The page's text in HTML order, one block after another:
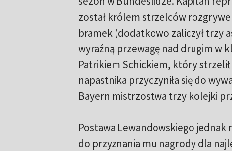
został królem strzelców
bramek (dodatkowo zaliczył trzy
wyraźną przewagę nad drugim w
Patrikiem Schickiem, który strzelił
napastnika przyczyniła się do
Bayern mistrzostwa trzy kolejki
Postawa Lewandowskiego jednak
do przyznania mu nagrody dla